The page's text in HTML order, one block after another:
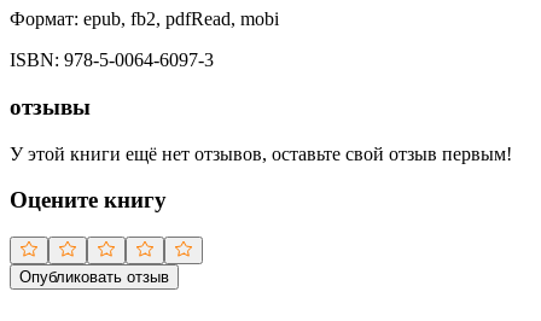
Формат: epub, fb2, pdfRead, mobi
ISBN: 978-5-0064-6097-3
отзывы
У этой книги ещё нет отзывов, оставьте свой отзыв первым!
Оцените книгу
Опубликовать отзыв